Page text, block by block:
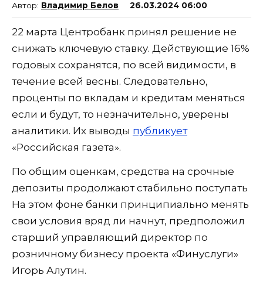
Владимир Белов 26.03.2024 06:00
22 марта Центробанк принял решение не
снижать ключевую ставку. Действующие 16%
годовых сохранятся, по всей видимости, в
течение всей весны. Следовательно,
проценты по вкладам и кредитам меняться
если и будут, то незначительно, уверены
аналитики. Их выводы публикует
«Российская газета».
По общим оценкам, средства на срочные
депозиты продолжают стабильно поступать
На этом фоне банки принципиально менять
свои условия вряд ли начнут, предположил
старший управляющий директор по
розничному бизнесу проекта «Финуслуги»
Игорь Алутин.